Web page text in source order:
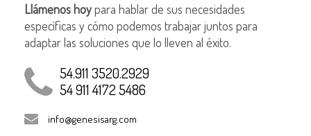
Llámenos hoypara hablar de sus necesidades
específicas y cómo podemos trabajar juntos para
adaptar las soluciones que lo lleven al éxito.
54.911 3520.2929
54 911 4172 5486
info@genesisarg.com